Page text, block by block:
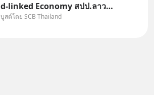
d-linked Economy สปป.ลาว
กำลังเปลี่ยนบทบาทจาก “ประเทศ
บูสต์โดย SCB Thailand